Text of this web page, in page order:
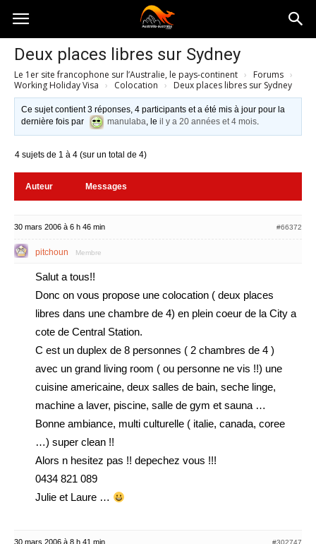
Australia-
australie.com
Deux places libres sur Sydney
Le 1er site francophone sur l’Australie, le pays-continent › Forums ›
Working Holiday Visa › Colocation › Deux places libres sur Sydney
Ce sujet contient 3 réponses, 4 participants et a été mis à jour pour la
dernière fois par
manulaba, leil y a 20 années et 4 mois.
4 sujets de 1 à 4 (sur un total de 4)
Auteur Messages
30 mars 2006 à 6 h 46 min #66372
pitchoun Membre
Salut a tous!!
Donc on vous propose une colocation ( deux places
libres dans une chambre de 4) en plein coeur de la City a
cote de Central Station.
C est un duplex de 8 personnes ( 2 chambres de 4 )
avec un grand living room ( ou personne ne vis !!) une
cuisine americaine, deux salles de bain, seche linge,
machine a laver, piscine, salle de gym et sauna …
Bonne ambiance, multi culturelle ( italie, canada, coree
…) super clean !!
Alors n hesitez pas !! depechez vous !!!
0434 821 089
Julie et Laure …
30 mars 2006 à 8 h 41 min #302747